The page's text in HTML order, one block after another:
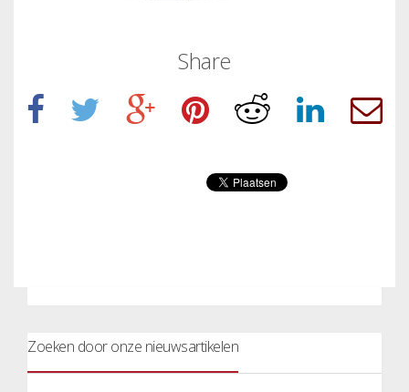
Share
Zoeken door onze nieuwsartikelen